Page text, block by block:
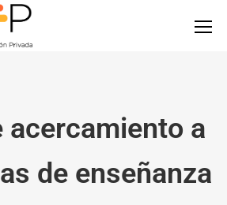
acercamiento a
de enseñanza